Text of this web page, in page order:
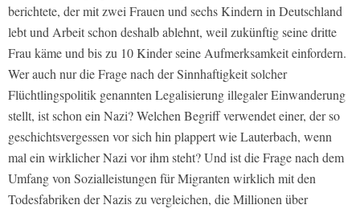
berichtete, der mit zwei Frauen und sechs Kindern in Deutschland
lebt und Arbeit schon deshalb ablehnt, weil zukünftig seine dritte
Frau käme und bis zu 10 Kinder seine Aufmerksamkeit einfordern.
Wer auch nur die Frage nach der Sinnhaftigkeit solcher
Flüchtlingspolitik genannten Legalisierung illegaler Einwanderung
stellt, ist schon ein Nazi? Welchen Begriff verwendet einer, der so
geschichtsvergessen vor sich hin plappert wie Lauterbach, wenn
mal ein wirklicher Nazi vor ihm steht? Und ist die Frage nach dem
Umfang von Sozialleistungen für Migranten wirklich mit den
Todesfabriken der Nazis zu vergleichen, die Millionen über